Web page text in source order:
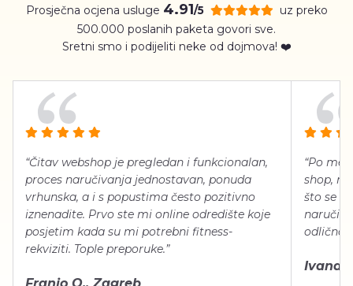
Prosječna ocjena usluge 4.91/5
uz preko
500.000 poslanih paketa govori sve.
Sretni smo i podijeliti neke od dojmova! ❤️
“Čitav webshop je pregledan i funkcionalan,
proces naručivanja jednostavan, ponuda
vrhunska, a i s popustima često pozitivno
iznenadite. Prvo ste mi online odredište koje
posjetim kada su mi potrebni fitness-
rekviziti. Tople preporuke.”
Franjo O., Zagreb
“Po
shop,
što se
naručiti,
odlično
Ivana